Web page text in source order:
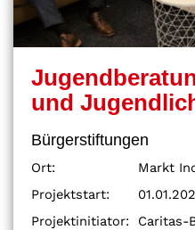
und
Bürgerstiftungen
Ort:
Markt
Projektstart:
Projektinitiator:
Caritas-